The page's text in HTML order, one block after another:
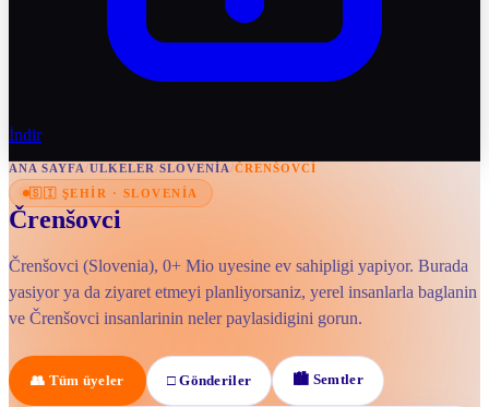
İndir
ANA SAYFA/ULKELER/SLOVENIA/ČRENŠOVCI
🇸🇮 ŞEHIR · SLOVENIA
Črenšovci
Črenšovci (Slovenia), 0+ Mio uyesine ev sahipligi yapiyor. Burada
yasiyor ya da ziyaret etmeyi planliyorsaniz, yerel insanlarla baglanin
ve Črenšovci insanlarinin neler paylasidigini gorun.
👥 Tüm üyeler □Gönderiler 🏙 Semtler